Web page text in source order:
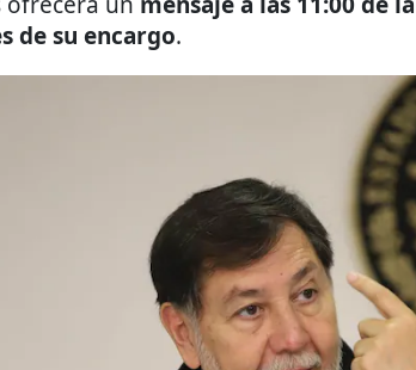
de su encargo.